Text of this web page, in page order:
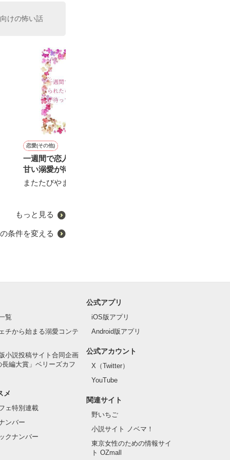
けの怖い話
恋愛(その他)
一週間で恋人にふられたら
甘い溺愛が待っていました
またたびやま銀猫／著
もっと見る
条件を変える
覧
チから始まる溺愛コンテ
小説投稿サイト合同企画
長編大賞」ベリーズカフ
メ
ェ特別連載
ンバー
クナンバー
公式アプリ
iOS版アプリ
Android版アプリ
公式アカウント
X（Twitter）
YouTube
関連サイト
野いちご
小説サイト ノベマ！
東京女性のための情報サイ
ト OZmall